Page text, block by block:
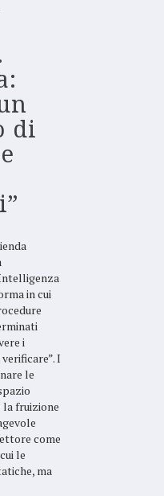
di
in cui
i
I
le
fruizione
come
le
ma